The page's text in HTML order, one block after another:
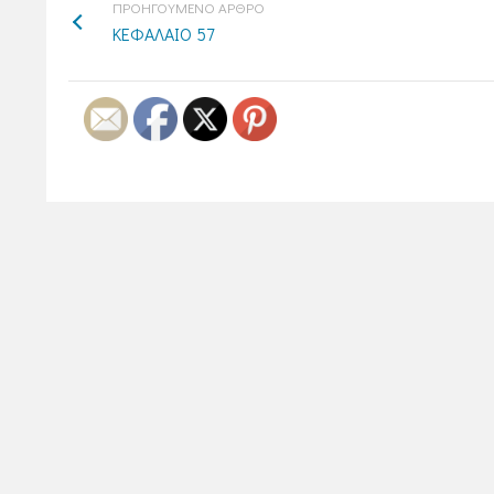
ΠΡΟΗΓΟΥΜΕΝΟ ΑΡΘΡΟ
ΚΕΦΑΛΑΙΟ 57